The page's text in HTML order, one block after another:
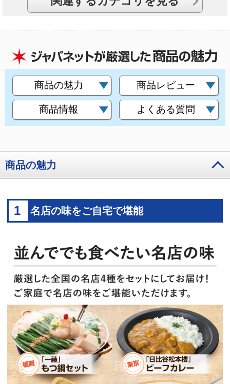
商品の魅力 商品レビュー
商品情報 よくある質問
商品の魅力
1 名店の味をご自宅で堪能